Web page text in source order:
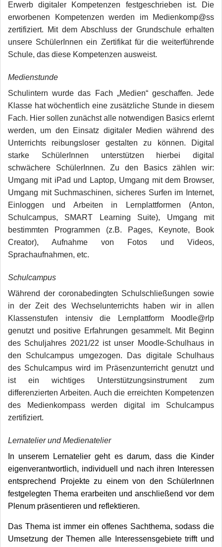
Erwerb digitaler Kompetenzen festgeschrieben ist. Die
erworbenen Kompetenzen werden im Medienkomp@ss
zertifiziert. Mit dem Abschluss der Grundschule erhalten
unsere SchülerInnen ein Zertifikat für die weiterführende
Schule, das diese Kompetenzen ausweist.
Medienstunde
Schulintern wurde das Fach „Medien“ geschaffen. Jede
Klasse hat wöchentlich eine zusätzliche Stunde in diesem
Fach. Hier sollen zunächst alle notwendigen Basics erlernt
werden, um den Einsatz digitaler Medien während des
Unterrichts reibungsloser gestalten zu können. Digital
starke SchülerInnen unterstützen hierbei digital
schwächere SchülerInnen. Zu den Basics zählen wir:
Umgang mit iPad und Laptop, Umgang mit dem Browser,
Umgang mit Suchmaschinen, sicheres Surfen im Internet,
Einloggen und Arbeiten in Lernplattformen (Anton,
Schulcampus, SMART Learning Suite), Umgang mit
bestimmten Programmen (z.B. Pages, Keynote, Book
Creator), Aufnahme von Fotos und Videos,
Sprachaufnahmen, etc.
Schulcampus
Während der coronabedingten Schulschließungen sowie
in der Zeit des Wechselunterrichts haben wir in allen
Klassenstufen intensiv die Lernplattform Moodle@rlp
genutzt und positive Erfahrungen gesammelt. Mit Beginn
des Schuljahres 2021/22 ist unser Moodle-Schulhaus in
den Schulcampus umgezogen. Das digitale Schulhaus
des Schulcampus wird im Präsenzunterricht genutzt und
ist ein wichtiges Unterstützungsinstrument zum
differenzierten Arbeiten. Auch die erreichten Kompetenzen
des Medienkompass werden digital im Schulcampus
zertifiziert.
Lernatelier und Medienatelier
In unserem Lernatelier geht es darum, dass die Kinder
eigenverantwortlich, individuell und nach ihren Interessen
entsprechend Projekte zu einem von den SchülerInnen
festgelegten Thema erarbeiten und anschließend vor dem
Plenum präsentieren und reflektieren.
Das Thema ist immer ein offenes Sachthema, sodass die
Umsetzung der Themen alle Interessensgebiete trifft und